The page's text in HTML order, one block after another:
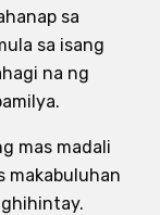
sa
sa isang
na ng
mas madali
makabuluhan